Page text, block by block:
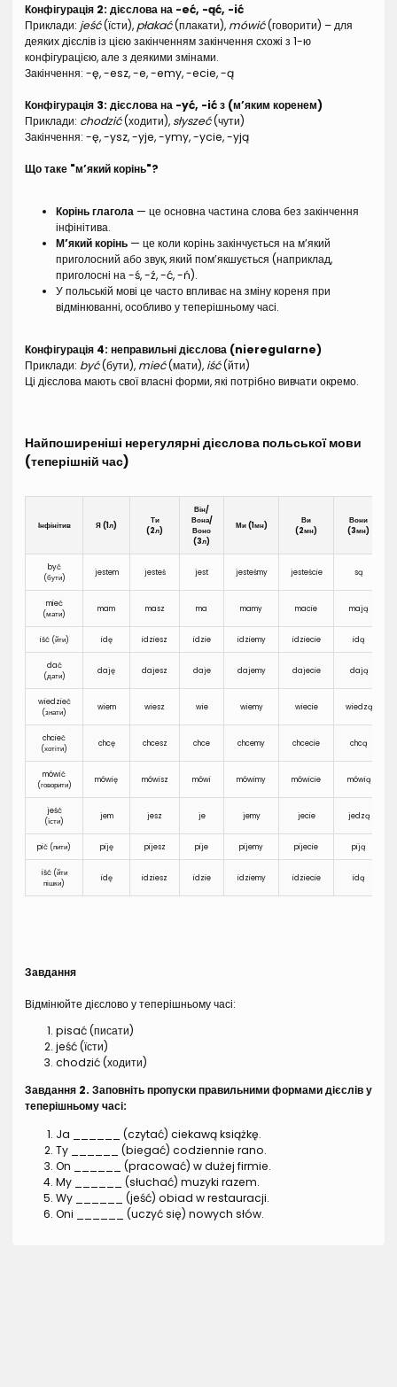
Конфігурація 2: дієслова на -eć, -ąć, -ić
Приклади: jeść(їсти), płakać(плакати), mówić(говорити) – для
деяких дієслів із цією закінченням закінчення схожі з 1-ю
конфігурацією, але з деякими змінами.
Закінчення: -ę, -esz, -e, -emy, -ecie, -ą
Конфігурація 3: дієслова на -yć, -ić з (м’яким коренем)
Приклади: chodzić(ходити), słyszeć(чути)
Закінчення: -ę, -ysz, -yje, -ymy, -ycie, -yją
Що таке "м’який корінь"?
Корінь глагола — це основна частина слова без закінчення
інфінітива.
М’який корінь — це коли корінь закінчується на м’який
приголосний або звук, який пом’якшується (наприклад,
приголосні на -ś, -ź, -ć, -ń).
У польській мові це часто впливає на зміну кореня при
відмінюванні, особливо у теперішньому часі.
Конфігурація 4: неправильні дієслова (nieregularne)
Приклади: być(бути), mieć(мати), iść(йти)
Ці дієслова мають свої власні форми, які потрібно вивчати окремо.
Найпоширеніші нерегулярні дієслова польської мови
(теперішній час)
Інфінітив Я (1л)
Ти
(2л)
Він/
Вона/
Воно
(3л)
Ми (1мн)
Ви
(2мн)
Вони
(3мн)
być
(бути)
jestem jesteś jest jesteśmy jesteście są
mieć
(мати)
mam masz ma mamy macie mają
iść (йти) idę idziesz idzie idziemy idziecie idą
dać
(дати)
daję dajesz daje dajemy dajecie dają
wiedzieć
(знати)
wiem wiesz wie wiemy wiecie wiedzą
chcieć
(хотіти)
chcę chcesz chce chcemy chcecie chcą
mówić
(говорити)
mówię mówisz mówi mówimy mówicie mówią
jeść
(їсти)
jem jesz je jemy jecie jedzą
pić (пити) piję pijesz pije pijemy pijecie piją
iść (йти
пішки)
idę idziesz idzie idziemy idziecie idą
Завдання
Відмінюйте дієслово у теперішньому часі:
pisać (писати)
jeść (їсти)
chodzić (ходити)
Завдання 2. Заповніть пропуски правильними формами дієслів у
теперішньому часі:
Ja ______ (czytać) ciekawą książkę.
Ty ______ (biegać) codziennie rano.
On ______ (pracować) w dużej firmie.
My ______ (słuchać) muzyki razem.
Wy ______ (jeść) obiad w restauracji.
Oni ______ (uczyć się) nowych słów.